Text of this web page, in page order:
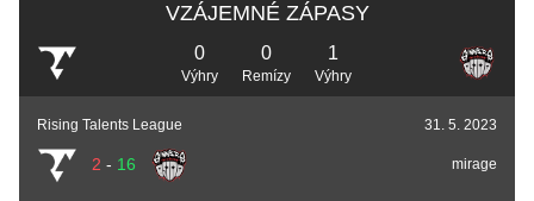
VZÁJEMNÉ ZÁPASY
0
Výhry
0
Remízy
1
Výhry
Rising Talents League 31. 5. 2023
2 - 16 mirage